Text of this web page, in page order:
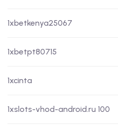
1xbetkenya25067
1xbetpt80715
1xcinta
1xslots-vhod-android.ru 100